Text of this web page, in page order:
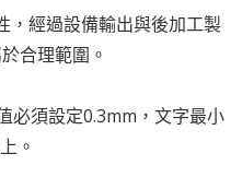
，經過設備輸出與後加工製
合理範圍。
必須設定0.3mm，文字最小
。